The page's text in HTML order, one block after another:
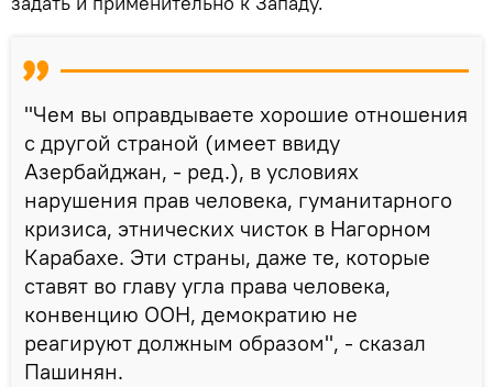
"Чем вы оправдываете хорошие отношения
с другой страной (имеет ввиду
Азербайджан, - ред.), в условиях
нарушения прав человека, гуманитарного
кризиса, этнических чисток в Нагорном
Карабахе. Эти страны, даже те, которые
ставят во главу угла права человека,
конвенцию ООН, демократию не
реагируют должным образом", - сказал
Пашинян.